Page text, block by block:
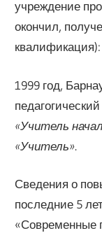
учреждение
окончил,
квалификация):
1999 год,
«Учитель
«Учитель».
Сведения о
последние 5
«Современные